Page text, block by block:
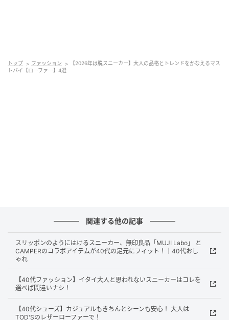
GLOW Online（グローオンライン）
［H2cm］4万1800円（カステラーノ／フラッパーズ）
甲のメッシュ部分がスタイリッシュ。通気性抜群なの
で真夏でもがんがんはけます。
トップ ファッション
【2026年は脱スニーカー】大人の品格とトレンドをかなえるマス
トバイ【ローファー】4選
関連する他の記事
スリッポンのようにはけるスニーカー、無印良品「MUJI Labo」 と
CAMPERのコラボアイテムが40代の足元にフィット！｜40代おし
ゃれ
【40代ファッション】イタイ大人と思われないスニーカーはコレを
選べば間違いナシ！
【40代シューズ】カジュアルもきちんとシーンも安心！ 大人は
TOD'Sのレザーローファーで！